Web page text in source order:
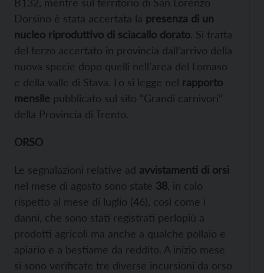
Dorsino è stata accertata la presenza di un
nucleo riproduttivo di sciacallo dorato. Si tratta
del terzo accertato in provincia dall’arrivo della
nuova specie dopo quelli nell’area del Lomaso
e della valle di Stava. Lo si legge nel rapporto
mensile pubblicato sul sito “Grandi carnivori”
della Provincia di Trento.
ORSO
Le segnalazioni relative ad avvistamenti di orsi
nel mese di agosto sono state 38 , in calo
rispetto al mese di luglio (46), così come i
danni, che sono stati registrati perlopiù a
prodotti agricoli ma anche a qualche pollaio e
apiario e a bestiame da reddito. A inizio mese
si sono verificate tre diverse incursioni da orso